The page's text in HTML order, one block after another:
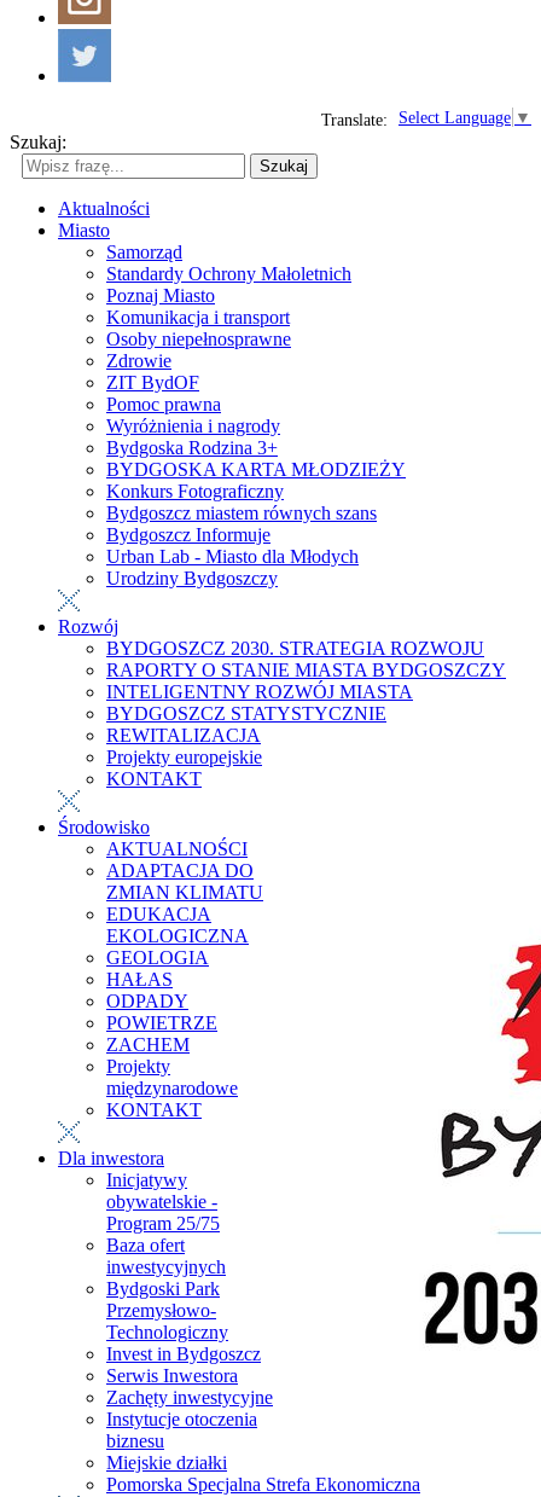
Select Language ▼
Translate:
Szukaj:
Szukaj
Aktualności
Miasto
Samorząd
Standardy Ochrony Małoletnich
Poznaj Miasto
Komunikacja i transport
Osoby niepełnosprawne
Zdrowie
ZIT BydOF
Pomoc prawna
Wyróżnienia i nagrody
Bydgoska Rodzina 3+
BYDGOSKA KARTA MŁODZIEŻY
Konkurs Fotograficzny
Bydgoszcz miastem równych szans
Bydgoszcz Informuje
Urban Lab - Miasto dla Młodych
Urodziny Bydgoszczy
Rozwój
BYDGOSZCZ 2030. STRATEGIA ROZWOJU
RAPORTY O STANIE MIASTA BYDGOSZCZY
INTELIGENTNY ROZWÓJ MIASTA
BYDGOSZCZ STATYSTYCZNIE
REWITALIZACJA
Projekty europejskie
KONTAKT
Środowisko
AKTUALNOŚCI
ADAPTACJA DO
ZMIAN KLIMATU
EDUKACJA
EKOLOGICZNA
GEOLOGIA
HAŁAS
ODPADY
POWIETRZE
ZACHEM
Projekty
międzynarodowe
KONTAKT
Dla inwestora
Inicjatywy
obywatelskie -
Program 25/75
Baza ofert
inwestycyjnych
Bydgoski Park
Przemysłowo-
Technologiczny
Invest in Bydgoszcz
Serwis Inwestora
Zachęty inwestycyjne
Instytucje otoczenia
biznesu
Miejskie działki
Pomorska Specjalna Strefa Ekonomiczna